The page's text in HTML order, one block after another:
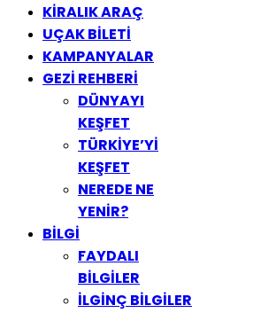
KİRALIK ARAÇ
UÇAK BİLETİ
KAMPANYALAR
GEZİ REHBERİ
DÜNYAYI
KEŞFET
TÜRKİYE’Yİ
KEŞFET
NEREDE NE
YENİR?
BİLGİ
FAYDALI
BİLGİLER
İLGİNÇ BİLGİLER